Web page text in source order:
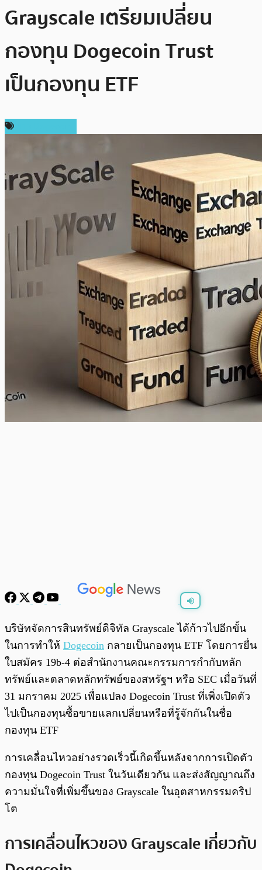
Grayscale เตรียมเปลี่ยน
กองทุน Dogecoin Trust
เป็นกองทุน ETF
พร้อมเล่น 0:00 /0:00
บริษัทจัดการสินทรัพย์ดิจิทัล Grayscale ได้ก้าวไปอีกขั้น
ในการทำให้ Dogecoin กลายเป็นกองทุน ETF โดยการยื่น
ใบสมัคร 19b-4 ต่อสำนักงานคณะกรรมการกำกับหลัก
ทรัพย์และตลาดหลักทรัพย์ของสหรัฐฯ หรือ SEC เมื่อวันที่
31 มกราคม 2025 เพื่อแปลง Dogecoin Trust ที่เพิ่งเปิดตัว
ไปเป็นกองทุนซื้อขายแลกเปลี่ยนหรือที่รู้จักกันในชื่อ
กองทุน ETF
การเคลื่อนไหวอย่างรวดเร็วนี้เกิดขึ้นหลังจากการเปิดตัว
กองทุน Dogecoin Trust ในวันเดียวกัน และส่งสัญญาณถึง
ความมั่นใจที่เพิ่มขึ้นของ Grayscale ในอุตสาหกรรมคริป
โต
การเคลื่อนไหวของ Grayscale เกี่ยวกับ